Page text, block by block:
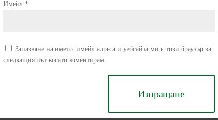
Имейл *
Запазване на името, имейл адреса и уебсайта ми в този браузър за
следващия път когато коментирам.
Изпращане